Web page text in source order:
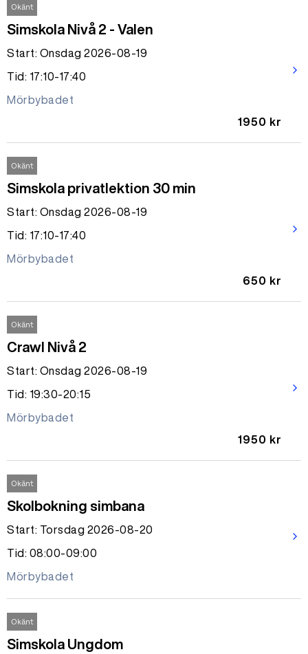
Okänt
Simskola Nivå 2 - Valen
Start: Onsdag 2026-08-19
Tid: 17:10-17:40
Mörbybadet
1950 kr
arrow_forward_ios
Okänt
Simskola privatlektion 30 min
Start: Onsdag 2026-08-19
Tid: 17:10-17:40
Mörbybadet
650 kr
arrow_forward_ios
Okänt
Crawl Nivå 2
Start: Onsdag 2026-08-19
Tid: 19:30-20:15
Mörbybadet
1950 kr
arrow_forward_ios
Okänt
Skolbokning simbana
Start: Torsdag 2026-08-20
Tid: 08:00-09:00
Mörbybadet
arrow_forward_ios
Okänt
Simskola Ungdom